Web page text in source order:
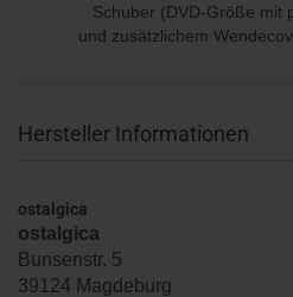
Schuber (DVD-Größe mit
und zusätzlichem
Hersteller Informationen
ostalgica
ostalgica
Bunsenstr. 5
39124 Magdeburg